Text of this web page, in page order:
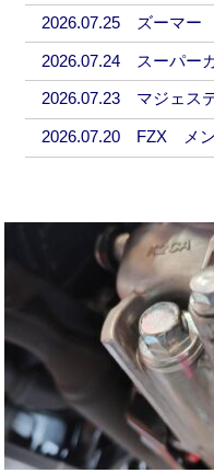
2026.07.25 ズーマー
2026.07.24 スーパー
2026.07.23 マジェス
2026.07.20 FZX メン